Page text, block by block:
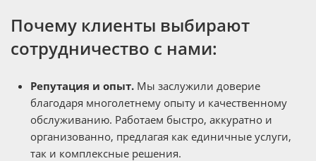
Почему клиенты выбирают
сотрудничество с нами:
Репутация и опыт. Мы заслужили доверие
благодаря многолетнему опыту и качественному
обслуживанию. Работаем быстро, аккуратно и
организованно, предлагая как единичные услуги,
так и комплексные решения.